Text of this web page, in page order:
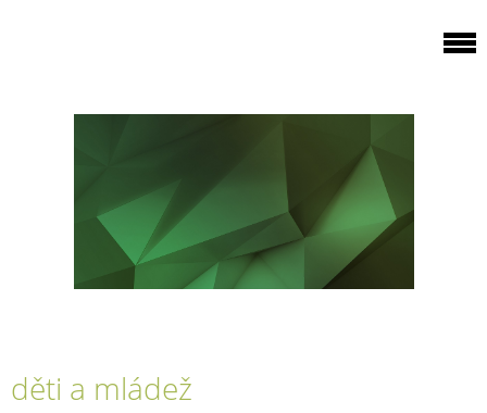
děti a mládež